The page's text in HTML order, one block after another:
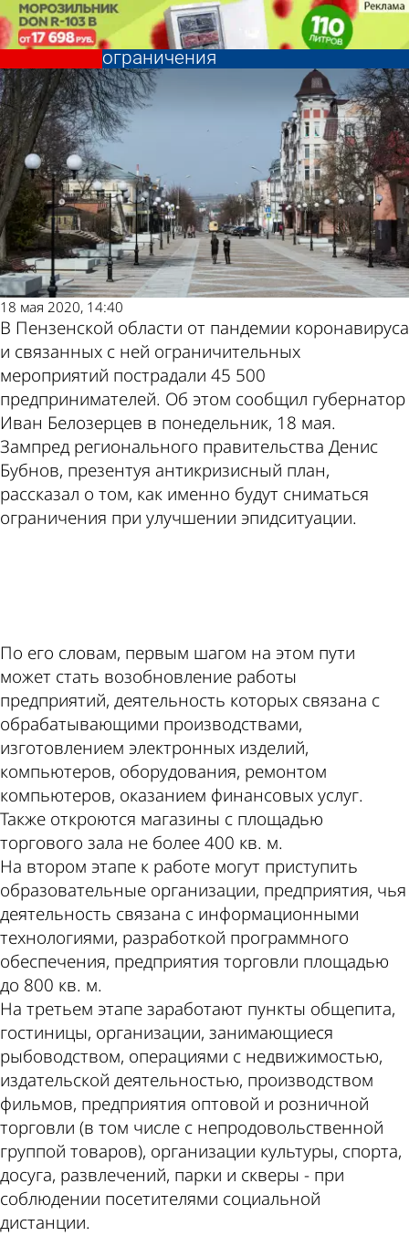
Предпринимателям рассказали,
как именно будут снимать
ограничения
Экономика
18 мая 2020, 14:40
В Пензенской области от пандемии коронавируса
и связанных с ней ограничительных
мероприятий пострадали 45 500
предпринимателей. Об этом сообщил губернатор
Иван Белозерцев в понедельник, 18 мая.
Зампред регионального правительства Денис
Бубнов, презентуя антикризисный план,
рассказал о том, как именно будут сниматься
ограничения при улучшении эпидситуации.
По его словам, первым шагом на этом пути
может стать возобновление работы
предприятий, деятельность которых связана с
обрабатывающими производствами,
изготовлением электронных изделий,
компьютеров, оборудования, ремонтом
компьютеров, оказанием финансовых услуг.
Также откроются магазины с площадью
торгового зала не более 400 кв. м.
На втором этапе к работе могут приступить
образовательные организации, предприятия, чья
деятельность связана с информационными
технологиями, разработкой программного
обеспечения, предприятия торговли площадью
до 800 кв. м.
На третьем этапе заработают пункты общепита,
гостиницы, организации, занимающиеся
рыбоводством, операциями с недвижимостью,
издательской деятельностью, производством
фильмов, предприятия оптовой и розничной
торговли (в том числе с непродовольственной
группой товаров), организации культуры, спорта,
досуга, развлечений, парки и скверы - при
соблюдении посетителями социальной
дистанции.
Предпринимателям рассказали,
как именно будут снимать
ограничения
Экономика
Другие
новости по
теме
Погода и
курсы валют в
Пензе